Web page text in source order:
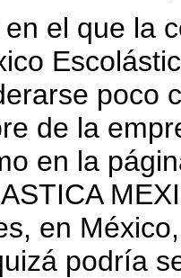
el que la
poco
de la
en la
en
podría